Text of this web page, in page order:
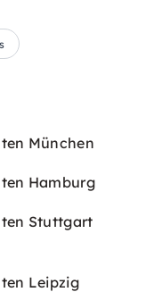
München
Hamburg
Stuttgart
Leipzig